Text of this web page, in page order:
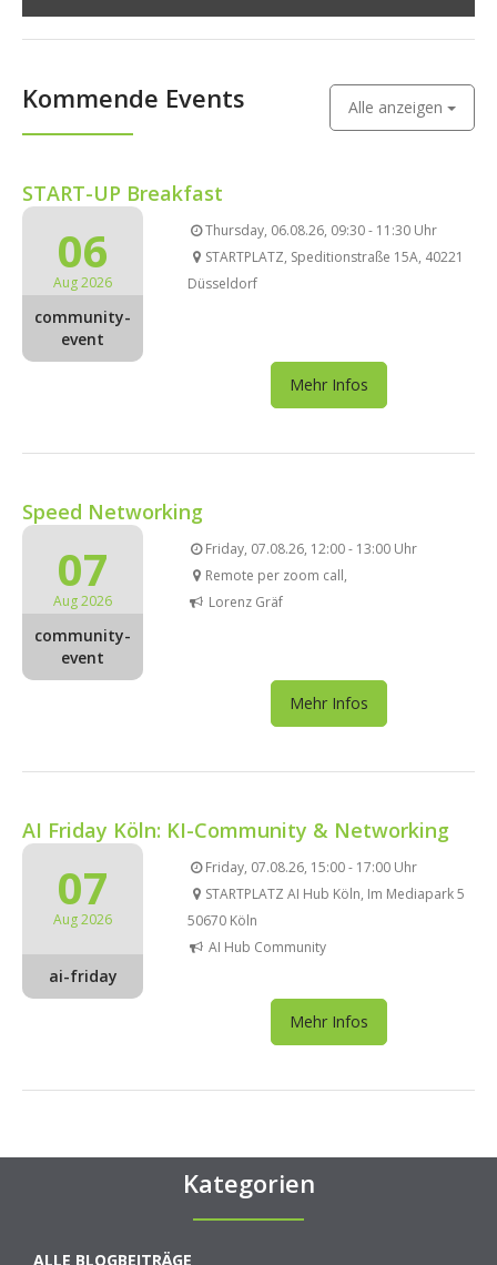
Kommende Events Alle anzeigen
START-UP Breakfast
06
Aug 2026
community-
event
Thursday, 06.08.26, 09:30 - 11:30 Uhr
STARTPLATZ, Speditionstraße 15A, 40221
Düsseldorf
Mehr Infos
Speed Networking
07
Aug 2026
community-
event
Friday, 07.08.26, 12:00 - 13:00 Uhr
Remote per zoom call,
Lorenz Gräf
Mehr Infos
AI Friday Köln: KI-Community & Networking
07
Aug 2026
ai-friday
Friday, 07.08.26, 15:00 - 17:00 Uhr
STARTPLATZ AI Hub Köln, Im Mediapark 5
50670 Köln
AI Hub Community
Mehr Infos
Kategorien
ALLE BLOGBEITRÄGE